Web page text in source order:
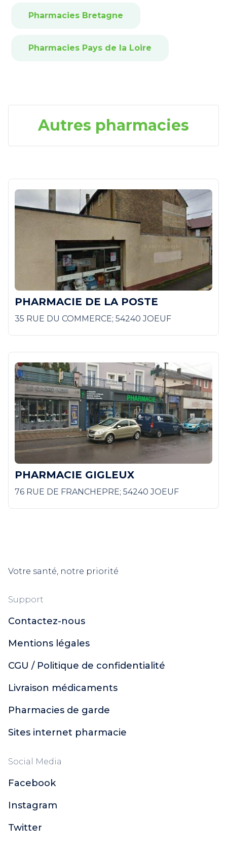
Pharmacies Bretagne
Pharmacies Pays de la Loire
Autres pharmacies
PHARMACIE DE LA POSTE
35 RUE DU COMMERCE; 54240 JOEUF
PHARMACIE GIGLEUX
76 RUE DE FRANCHEPRE; 54240 JOEUF
Votre santé, notre priorité
Support
Contactez-nous
Mentions légales
CGU / Politique de confidentialité
Livraison médicaments
Pharmacies de garde
Sites internet pharmacie
Social Media
Facebook
Instagram
Twitter